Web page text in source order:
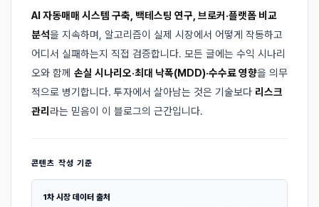
AI 자동매매 시스템 구축, 백테스팅 연구, 브로커·플랫폼 비교
분석을 지속하며, 알고리즘이 실제 시장에서 어떻게 작동하고
어디서 실패하는지 직접 검증합니다. 모든 글에는 수익 시나리
오와 함께 손실 시나리오·최대 낙폭(MDD)·수수료 영향을 의무
적으로 병기합니다. 투자에서 살아남는 것은 기술보다 리스크
관리 라는 믿음이 이 블로그의 근간입니다.
콘텐츠 작성 기준
1차 시장 데이터 출처